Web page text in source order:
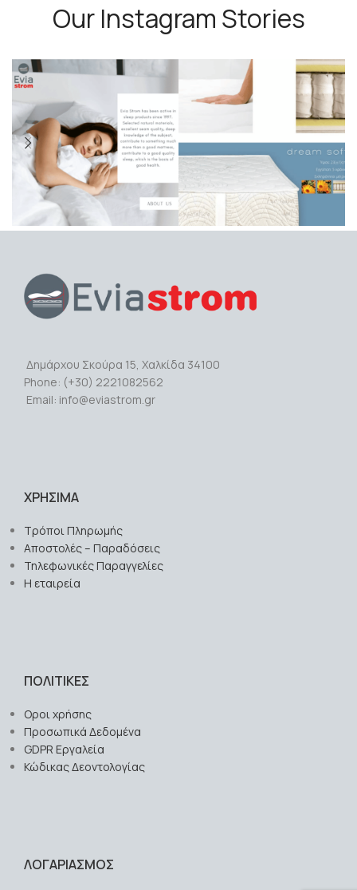
Our Instagram Stories
Δημάρχου Σκούρα 15, Χαλκίδα 34100
Phone: (+30) 2221082562
Email: info@eviastrom.gr
ΧΡΗΣΙΜΑ
Τρόποι Πληρωμής
Αποστολές – Παραδόσεις
Τηλεφωνικές Παραγγελίες
Η εταιρεία
ΠΟΛΙΤΙΚΕΣ
Οροι χρήσης
Προσωπικά Δεδομένα
GDPR Εργαλεία
Κώδικας Δεοντολογίας
ΛΟΓΑΡΙΑΣΜΟΣ